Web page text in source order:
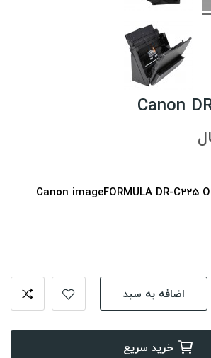
Canon imageFORMULA DR-C225
اضافه به سبد
خرید سریع